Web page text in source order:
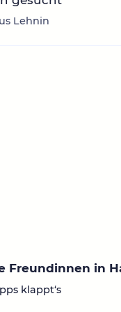
Lehnin
Freundinnen in
klappt‘s